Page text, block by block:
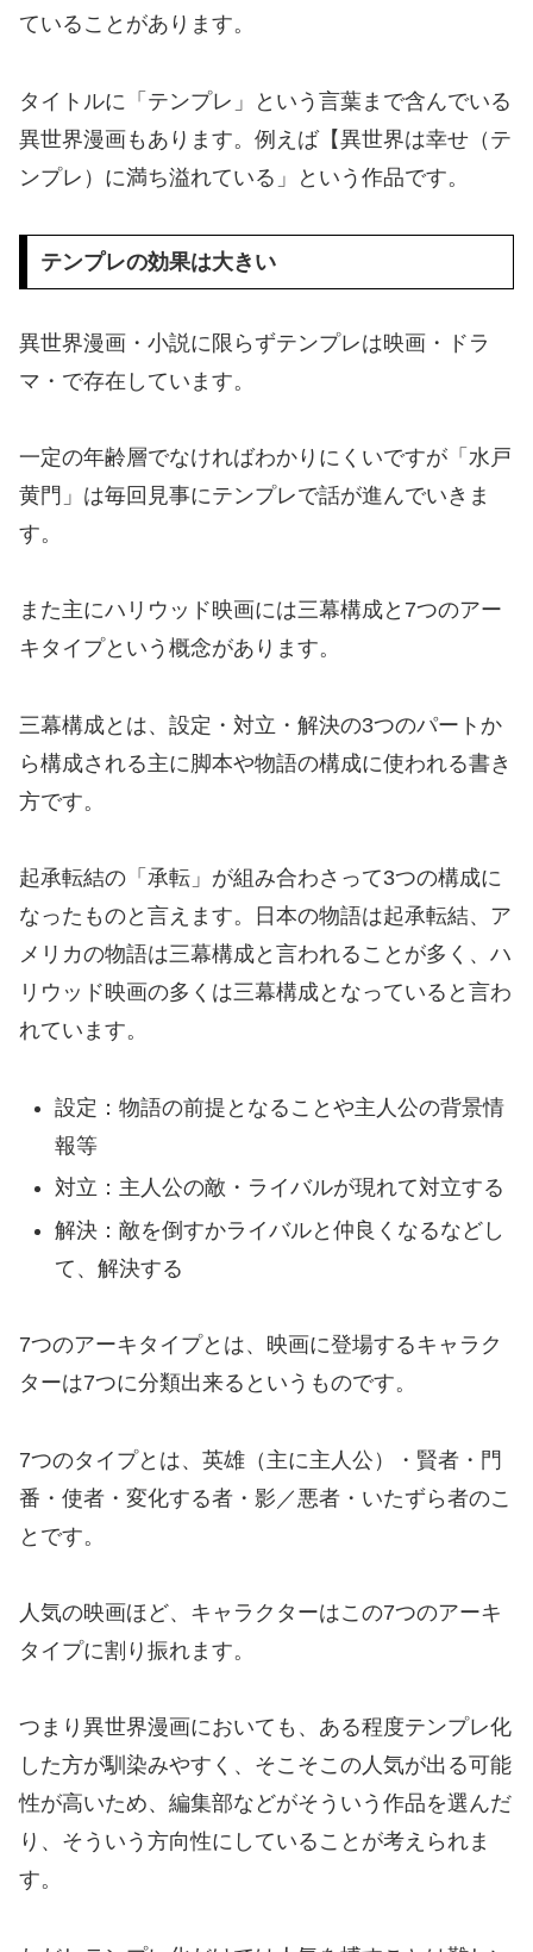
ていることがあります。
タイトルに「テンプレ」という言葉まで含んでいる
異世界漫画もあります。例えば【異世界は幸せ（テ
ンプレ）に満ち溢れている」という作品です。
テンプレの効果は大きい
異世界漫画・小説に限らずテンプレは映画・ドラ
マ・で存在しています。
一定の年齢層でなければわかりにくいですが「水戸
黄門」は毎回見事にテンプレで話が進んでいきま
す。
また主にハリウッド映画には三幕構成と7つのアー
キタイプという概念があります。
三幕構成とは、設定・対立・解決の3つのパートか
ら構成される主に脚本や物語の構成に使われる書き
方です。
起承転結の「承転」が組み合わさって3つの構成に
なったものと言えます。日本の物語は起承転結、ア
メリカの物語は三幕構成と言われることが多く、ハ
リウッド映画の多くは三幕構成となっていると言わ
れています。
設定：物語の前提となることや主人公の背景情
報等
対立：主人公の敵・ライバルが現れて対立する
解決：敵を倒すかライバルと仲良くなるなどし
て、解決する
7つのアーキタイプとは、映画に登場するキャラク
ターは7つに分類出来るというものです。
7つのタイプとは、英雄（主に主人公）・賢者・門
番・使者・変化する者・影／悪者・いたずら者のこ
とです。
人気の映画ほど、キャラクターはこの7つのアーキ
タイプに割り振れます。
つまり異世界漫画においても、ある程度テンプレ化
した方が馴染みやすく、そこそこの人気が出る可能
性が高いため、編集部などがそういう作品を選んだ
り、そういう方向性にしていることが考えられま
す。